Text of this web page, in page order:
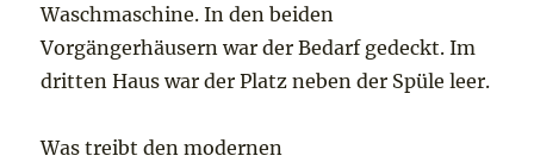
Waschmaschine. In den beiden
Vorgängerhäusern war der Bedarf gedeckt. Im
dritten Haus war der Platz neben der Spüle leer.
Was treibt den modernen